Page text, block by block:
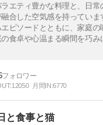
エティ豊かな料理と、日
合した空気感を持ってい
ピソードとともに、家庭の
食卓や心温まる瞬間を巧み
12050 月間IN:6770
と食事と猫